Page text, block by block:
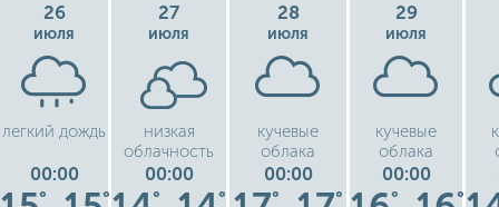
26
июля
легкий дождь
00:00
° °
27
июля
низкая
облачность
00:00
° °
28
июля
кучевые
облака
00:00
° °
29
июля
кучевые
облака
00:00
° °